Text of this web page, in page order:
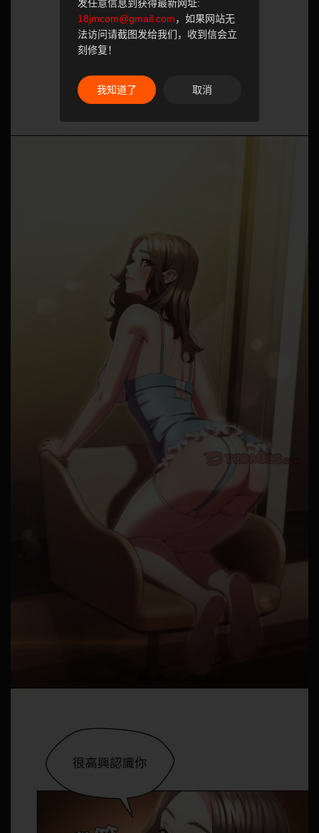
发任意信息到获得最新网址:
18jmcom@gmail.com，如果网站无
法访问请截图发给我们，收到信会立
刻修复！
我知道了 取消